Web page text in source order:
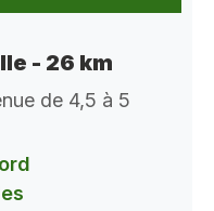
- 26 km
de 4,5 à 5